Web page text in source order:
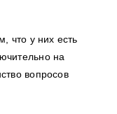
что у них есть
на
вопросов